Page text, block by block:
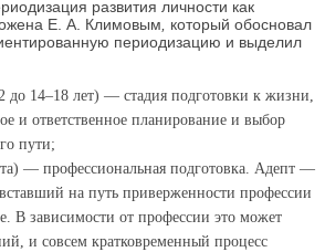
развития личности как
Е. А. Климовым
который обосновал
периодизацию и выделил
до 14–18 лет) — стадия подготовки к жизни,
и ответственное планирование и выбор
пути;
— профессиональная подготовка. Адепт —
на путь приверженности профессии
В зависимости от профессии это может
и совсем кратковременный процесс